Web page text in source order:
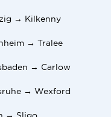
→ Kilkenny
→ Tralee
→ Carlow
→ Wexford
→ Sligo